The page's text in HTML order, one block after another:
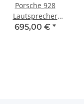
Porsche 928
Lautsprecher
Komplettset Front Heck
695,00 € *